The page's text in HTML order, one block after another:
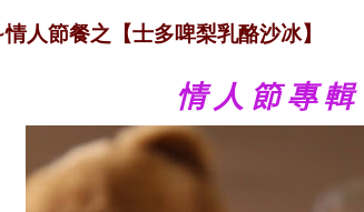
人節餐之【士多啤梨乳酪沙冰】
情 人 節 專 輯